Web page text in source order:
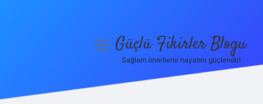
menüyüGüçlü Fikirler Blogu
Sağlam önerilerle hayatını güçlendir!